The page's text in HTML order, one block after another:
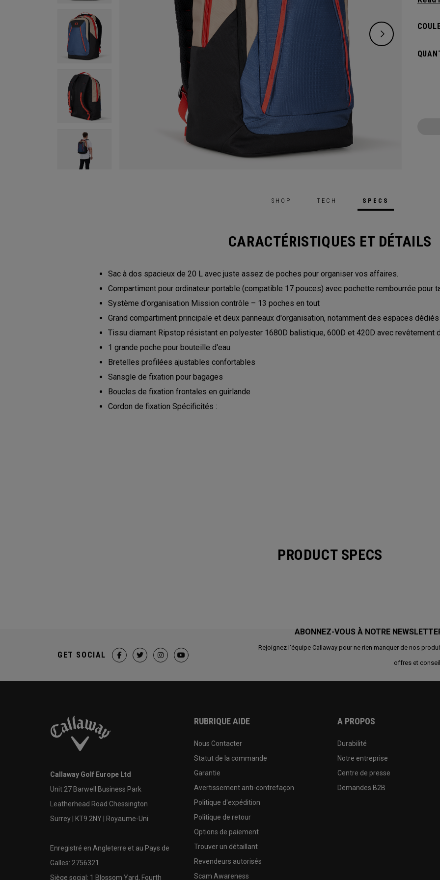
SHOP TECH SPECS
CARACTÉRISTIQUES ET DÉTAILS
Sac à dos spacieux de 20 L avec juste assez de poches pour organiser vos affaires.
Compartiment pour ordinateur portable (compatible 17 pouces) avec pochette rembourrée pour
Système d'organisation Mission contrôle – 13 poches en tout
Grand compartiment principale et deux panneaux d'organisation, notamment des espaces
Tissu diamant Ripstop résistant en polyester 1680D balistique, 600D et 420D avec revêtement
1 grande poche pour bouteille d'eau
Bretelles profilées ajustables confortables
Sansgle de fixation pour bagages
Boucles de fixation frontales en guirlande
Cordon de fixation Spécificités :
PRODUCT SPECS
ABONNEZ-VOUS À NOTRE
Rejoignez l'équipe Callaway pour ne rien manquer de nos
offres et
GET SOCIAL
Callaway Golf Europe Ltd
Unit 27 Barwell Business Park
Leatherhead Road Chessington
Surrey | KT9 2NY | Royaume-Uni
Enregistré en Angleterre et au Pays de
Galles: 2756321
Siège social: 1 Blossom Yard, Fourth
RUBRIQUE AIDE
Nous Contacter
Statut de la commande
Garantie
Avertissement anti-contrefaçon
Politique d'expédition
Politique de retour
Options de paiement
Trouver un détaillant
Revendeurs autorisés
Scam Awareness
A PROPOS
Durabilité
Notre entreprise
Centre de presse
Demandes B2B